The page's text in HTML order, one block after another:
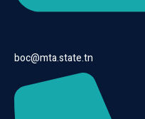
boc@mta.state.tn